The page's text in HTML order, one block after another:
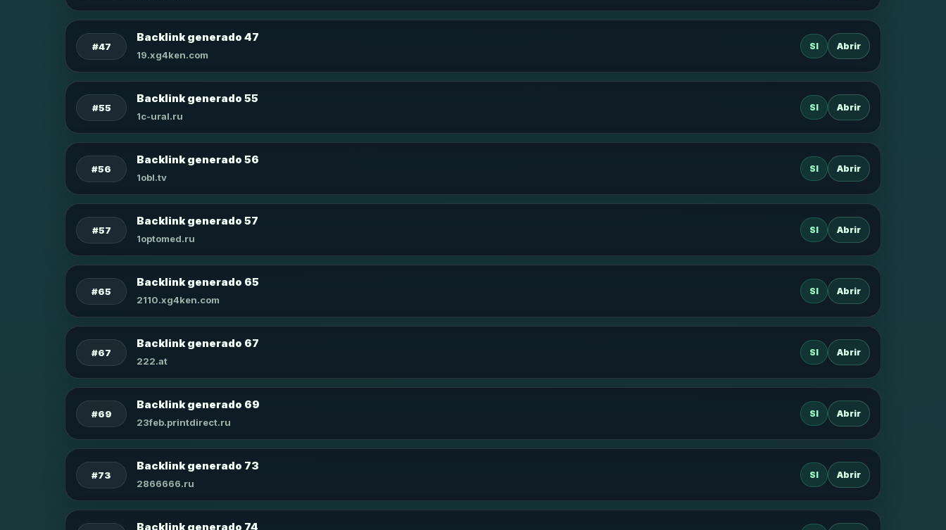
#47
Backlink generado 47
19.xg4ken.com
SI Abrir
#55
Backlink generado 55
1c-ural.ru
SI Abrir
#56
Backlink generado 56
1obl.tv
SI Abrir
#57
Backlink generado 57
1optomed.ru
SI Abrir
#65
Backlink generado 65
2110.xg4ken.com
SI Abrir
#67
Backlink generado 67
222.at
SI Abrir
#69
Backlink generado 69
23feb.printdirect.ru
SI Abrir
#73
Backlink generado 73
2866666.ru
SI Abrir
Backlink generado 74